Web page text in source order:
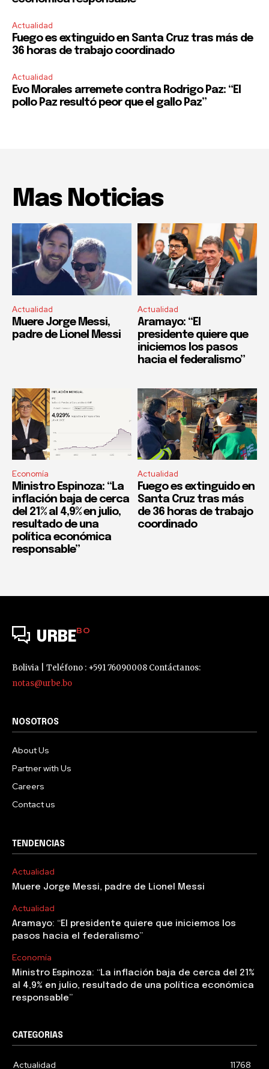
Actualidad
Fuego es extinguido en Santa Cruz tras más de
36 horas de trabajo coordinado
Actualidad
Evo Morales arremete contra Rodrigo Paz: “El
pollo Paz resultó peor que el gallo Paz”
Mas Noticias
Actualidad
Muere Jorge Messi,
padre de Lionel Messi
Actualidad
Aramayo: “El
presidente quiere que
iniciemos los pasos
hacia el federalismo”
Economía
Ministro Espinoza: “La
inflación baja de cerca
del 21% al 4,9% en julio,
resultado de una
política económica
responsable”
Actualidad
Fuego es extinguido en
Santa Cruz tras más
de 36 horas de trabajo
coordinado
URBEBO
Bolivia | Teléfono : +591 76090008 Contáctanos:
notas@urbe.bo
NOSOTROS
About Us
Partner with Us
Careers
Contact us
TENDENCIAS
Actualidad
Muere Jorge Messi, padre de Lionel Messi
Actualidad
Aramayo: “El presidente quiere que iniciemos los
pasos hacia el federalismo”
Economía
Ministro Espinoza: “La inflación baja de cerca del 21%
al 4,9% en julio, resultado de una política económica
responsable”
CATEGORIAS
Actualidad 11768